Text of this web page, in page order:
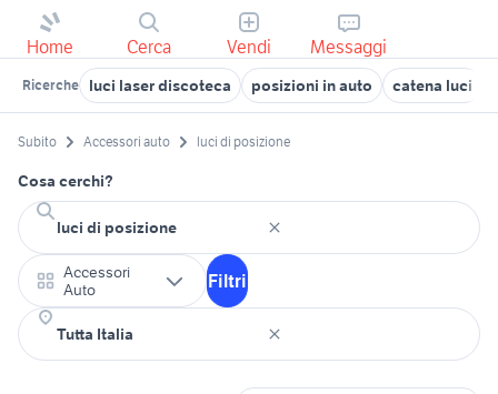
Home Cerca Vendi Messaggi
Ricerche luci laser discoteca posizioni in auto catena luci
Subito Accessori auto luci di posizione
Cosa cerchi?
Accessori
Auto
Filtri